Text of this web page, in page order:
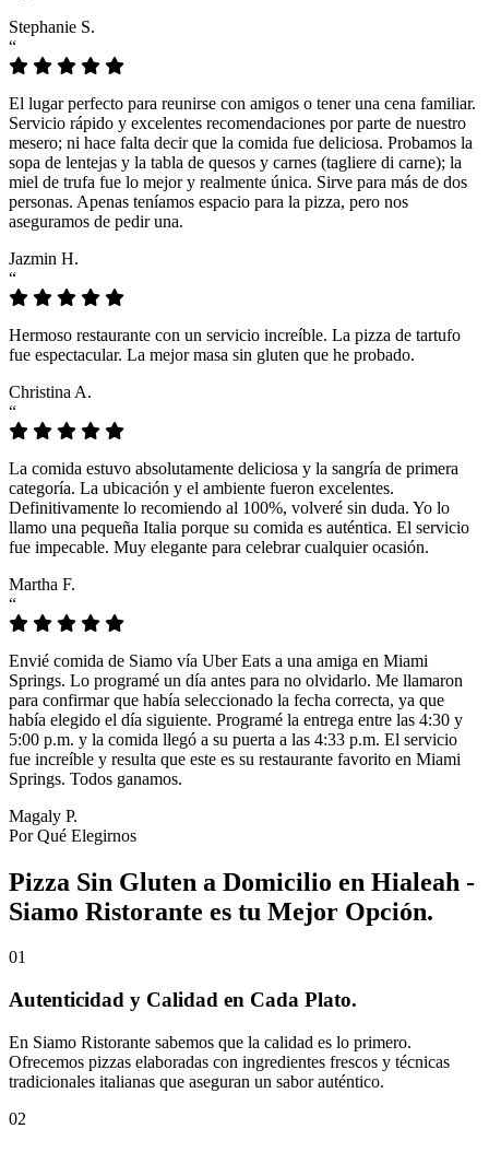
Stephanie S.
“
El lugar perfecto para reunirse con amigos o tener una cena familiar.
Servicio rápido y excelentes recomendaciones por parte de nuestro
mesero; ni hace falta decir que la comida fue deliciosa. Probamos la
sopa de lentejas y la tabla de quesos y carnes (tagliere di carne); la
miel de trufa fue lo mejor y realmente única. Sirve para más de dos
personas. Apenas teníamos espacio para la pizza, pero nos
aseguramos de pedir una.
Jazmin H.
“
Hermoso restaurante con un servicio increíble. La pizza de tartufo
fue espectacular. La mejor masa sin gluten que he probado.
Christina A.
“
La comida estuvo absolutamente deliciosa y la sangría de primera
categoría. La ubicación y el ambiente fueron excelentes.
Definitivamente lo recomiendo al 100%, volveré sin duda. Yo lo
llamo una pequeña Italia porque su comida es auténtica. El servicio
fue impecable. Muy elegante para celebrar cualquier ocasión.
Martha F.
“
Envié comida de Siamo vía Uber Eats a una amiga en Miami
Springs. Lo programé un día antes para no olvidarlo. Me llamaron
para confirmar que había seleccionado la fecha correcta, ya que
había elegido el día siguiente. Programé la entrega entre las 4:30 y
5:00 p.m. y la comida llegó a su puerta a las 4:33 p.m. El servicio
fue increíble y resulta que este es su restaurante favorito en Miami
Springs. Todos ganamos.
Magaly P.
Por Qué Elegirnos
Pizza Sin Gluten a Domicilio en Hialeah -
Siamo Ristorante es tu Mejor Opción.
01
Autenticidad y Calidad en Cada Plato.
En Siamo Ristorante sabemos que la calidad es lo primero.
Ofrecemos pizzas elaboradas con ingredientes frescos y técnicas
tradicionales italianas que aseguran un sabor auténtico.
02